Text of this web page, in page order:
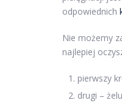
odpowiednich
Nie możemy
najlepiej
pierwszy
drugi –